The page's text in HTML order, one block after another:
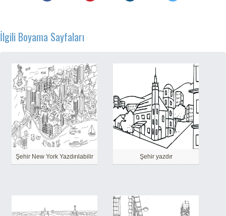
İlgili Boyama Sayfaları
Şehir New York Yazdırılabilir Şehir yazdır